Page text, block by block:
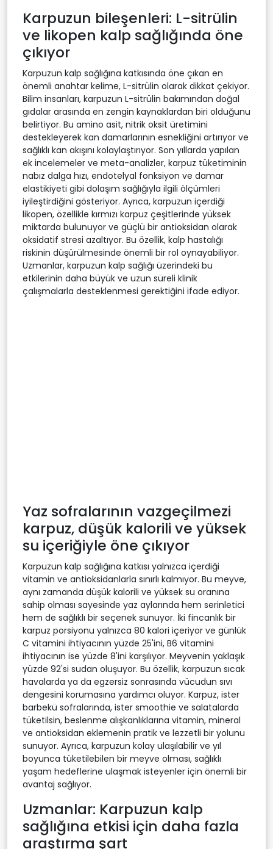
Karpuzun bileşenleri: L-sitrülin
ve likopen kalp sağlığında öne
çıkıyor
Karpuzun kalp sağlığına katkısında öne çıkan en
önemli anahtar kelime, L-sitrülin olarak dikkat çekiyor.
Bilim insanları, karpuzun L-sitrülin bakımından doğal
gıdalar arasında en zengin kaynaklardan biri olduğunu
belirtiyor. Bu amino asit, nitrik oksit üretimini
destekleyerek kan damarlarının esnekliğini artırıyor ve
sağlıklı kan akışını kolaylaştırıyor. Son yıllarda yapılan
ek incelemeler ve meta-analizler, karpuz tüketiminin
nabız dalga hızı, endotelyal fonksiyon ve damar
elastikiyeti gibi dolaşım sağlığıyla ilgili ölçümleri
iyileştirdiğini gösteriyor. Ayrıca, karpuzun içerdiği
likopen, özellikle kırmızı karpuz çeşitlerinde yüksek
miktarda bulunuyor ve güçlü bir antioksidan olarak
oksidatif stresi azaltıyor. Bu özellik, kalp hastalığı
riskinin düşürülmesinde önemli bir rol oynayabiliyor.
Uzmanlar, karpuzun kalp sağlığı üzerindeki bu
etkilerinin daha büyük ve uzun süreli klinik
çalışmalarla desteklenmesi gerektiğini ifade ediyor.
Yaz sofralarının vazgeçilmezi
karpuz, düşük kalorili ve yüksek
su içeriğiyle öne çıkıyor
Karpuzun kalp sağlığına katkısı yalnızca içerdiği
vitamin ve antioksidanlarla sınırlı kalmıyor. Bu meyve,
aynı zamanda düşük kalorili ve yüksek su oranına
sahip olması sayesinde yaz aylarında hem serinletici
hem de sağlıklı bir seçenek sunuyor. İki fincanlık bir
karpuz porsiyonu yalnızca 80 kalori içeriyor ve günlük
C vitamini ihtiyacının yüzde 25'ini, B6 vitamini
ihtiyacının ise yüzde 8'ini karşılıyor. Meyvenin yaklaşık
yüzde 92'si sudan oluşuyor. Bu özellik, karpuzun sıcak
havalarda ya da egzersiz sonrasında vücudun sıvı
dengesini korumasına yardımcı oluyor. Karpuz, ister
barbekü sofralarında, ister smoothie ve salatalarda
tüketilsin, beslenme alışkanlıklarına vitamin, mineral
ve antioksidan eklemenin pratik ve lezzetli bir yolunu
sunuyor. Ayrıca, karpuzun kolay ulaşılabilir ve yıl
boyunca tüketilebilen bir meyve olması, sağlıklı
yaşam hedeflerine ulaşmak isteyenler için önemli bir
avantaj sağlıyor.
Uzmanlar: Karpuzun kalp
sağlığına etkisi için daha fazla
araştırma şart